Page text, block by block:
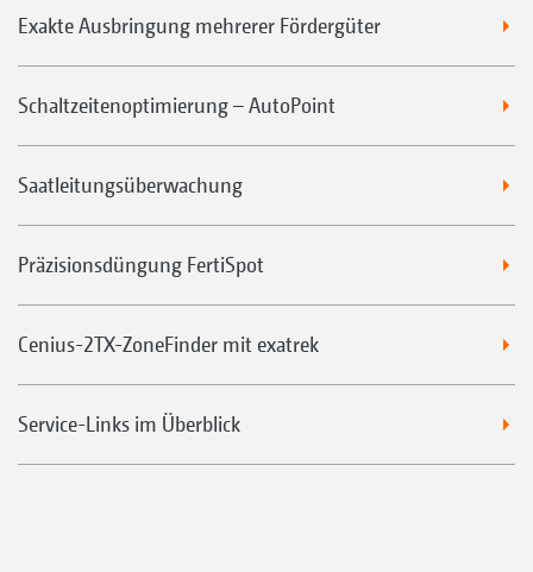
Exakte Ausbringung mehrerer Fördergüter
Schaltzeitenoptimierung – AutoPoint
Saatleitungsüberwachung
Präzisionsdüngung FertiSpot
Cenius-2TX-ZoneFinder mit exatrek
Service-Links im Überblick